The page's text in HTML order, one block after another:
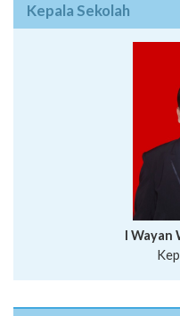
Kepala Sekolah
I Wayan